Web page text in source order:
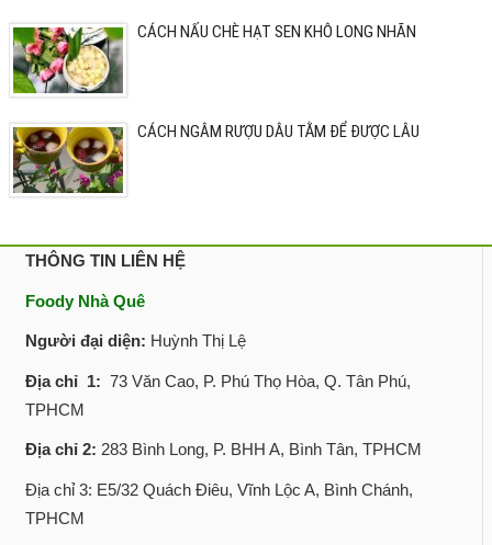
CÁCH NẤU CHÈ HẠT SEN KHÔ LONG NHÃN
CÁCH NGÂM RƯỢU DÂU TẰM ĐỂ ĐƯỢC LÂU
THÔNG TIN LIÊN HỆ
Foody Nhà Quê
Người đại diện: Huỳnh Thị Lệ
Địa chỉ 1: 73 Văn Cao, P. Phú Thọ Hòa, Q. Tân Phú,
TPHCM
Địa chỉ 2: 283 Bình Long, P. BHH A, Bình Tân, TPHCM
Địa chỉ 3: E5/32 Quách Điêu, Vĩnh Lộc A, Bình Chánh,
TPHCM